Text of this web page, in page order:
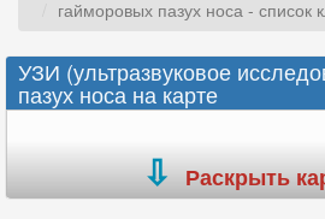
гайморовых пазух носа - список
УЗИ (ультразвуковое
пазух носа на карте
Раскрыть